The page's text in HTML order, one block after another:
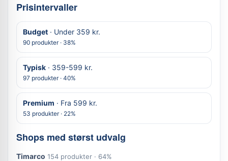
Prisintervaller
Budget · Under 359 kr.
90 produkter · 38%
Typisk · 359-599 kr.
97 produkter · 40%
Premium · Fra 599 kr.
53 produkter · 22%
Shops med størst udvalg
Timarco 154 produkter · 64%